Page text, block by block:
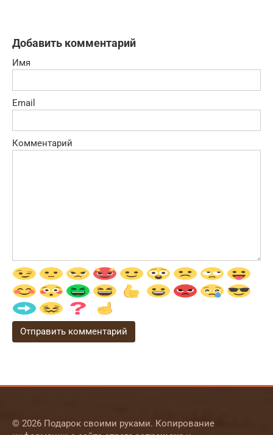
Добавить комментарий
Имя
Email
Комментарий
© 2026 Подарок своими руками. Копирование